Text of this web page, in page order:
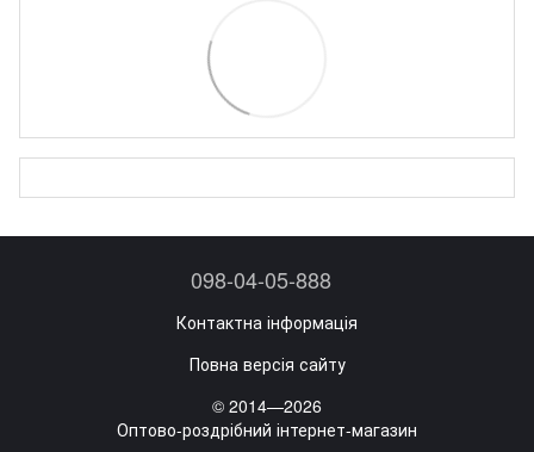
098-04-05-888
Контактна інформація
Повна версія сайту
© 2014—2026
Оптово-роздрібний інтернет-магазин